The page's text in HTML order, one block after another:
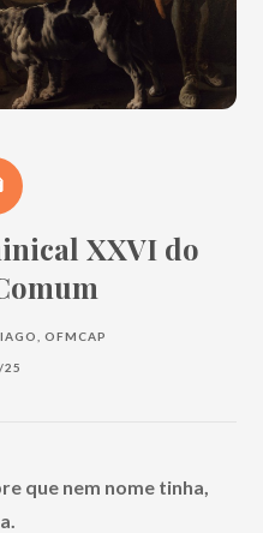
XXVI do
OFMCAP
que nem nome tinha,